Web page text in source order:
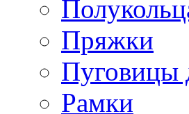
Пряжки
Пуговицы
Рамки